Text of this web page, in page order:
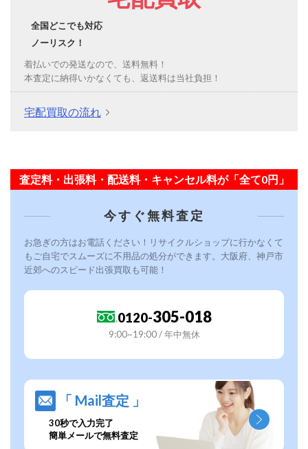
全国どこでも対応
ノーリスク！
着払いでの発送なので、送料無料！
本査定に納得いかなくても、返送料は当社負担！
宅配買取の流れ
査定料・出張料・配送料・キャンセル料が「全て0円」
今すぐ無料査定
お急ぎの方はお電話ください！リサイクルショップに行かなくて
もご自宅でスムーズに不用品の処分ができます。大阪府、神戸市
近郊へのスピード出張買取も可能！
0120-305-018
9:00~19:00 / 年中無休
「 Mail査定 」
30秒で入力完了
簡単メールで無料査定